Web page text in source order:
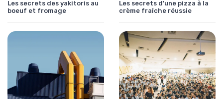
Les secrets des yakitoris au
boeuf et fromage
Les secrets d'une pizza à la
crème fraîche réussie